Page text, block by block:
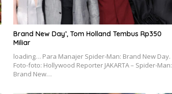
Brand New Day’, Tom Holland Tembus Rp350
Miliar
loading… Para Manajer Spider-Man: Brand New Day.
Foto-foto: Hollywood Reporter JAKARTA – Spider-Man:
Brand New…